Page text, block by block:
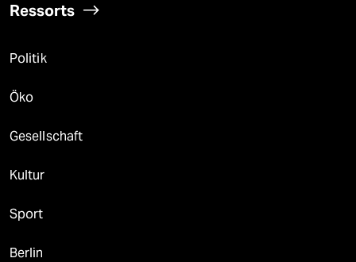
Ressorts
Politik
Öko
Gesellschaft
Kultur
Sport
Berlin